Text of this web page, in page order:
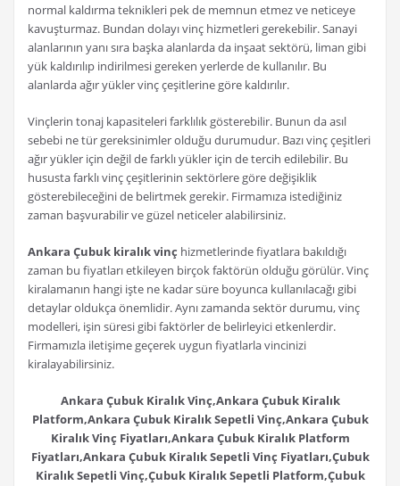
normal kaldırma teknikleri pek de memnun etmez ve neticeye
kavuşturmaz. Bundan dolayı vinç hizmetleri gerekebilir. Sanayi
alanlarının yanı sıra başka alanlarda da inşaat sektörü, liman gibi
yük kaldırılıp indirilmesi gereken yerlerde de kullanılır. Bu
alanlarda ağır yükler vinç çeşitlerine göre kaldırılır.
Vinçlerin tonaj kapasiteleri farklılık gösterebilir. Bunun da asıl
sebebi ne tür gereksinimler olduğu durumudur. Bazı vinç çeşitleri
ağır yükler için değil de farklı yükler için de tercih edilebilir. Bu
hususta farklı vinç çeşitlerinin sektörlere göre değişiklik
gösterebileceğini de belirtmek gerekir. Firmamıza istediğiniz
zaman başvurabilir ve güzel neticeler alabilirsiniz.
Ankara Çubuk kiralık vinç hizmetlerinde fiyatlara bakıldığı
zaman bu fiyatları etkileyen birçok faktörün olduğu görülür. Vinç
kiralamanın hangi işte ne kadar süre boyunca kullanılacağı gibi
detaylar oldukça önemlidir. Aynı zamanda sektör durumu, vinç
modelleri, işin süresi gibi faktörler de belirleyici etkenlerdir.
Firmamızla iletişime geçerek uygun fiyatlarla vincinizi
kiralayabilirsiniz.
Ankara Çubuk Kiralık Vinç,Ankara Çubuk Kiralık
Platform,Ankara Çubuk Kiralık Sepetli Vinç,Ankara Çubuk
Kiralık Vinç Fiyatları,Ankara Çubuk Kiralık Platform
Fiyatları,Ankara Çubuk Kiralık Sepetli Vinç Fiyatları,Çubuk
Kiralık Sepetli Vinç,Çubuk Kiralık Sepetli Platform,Çubuk